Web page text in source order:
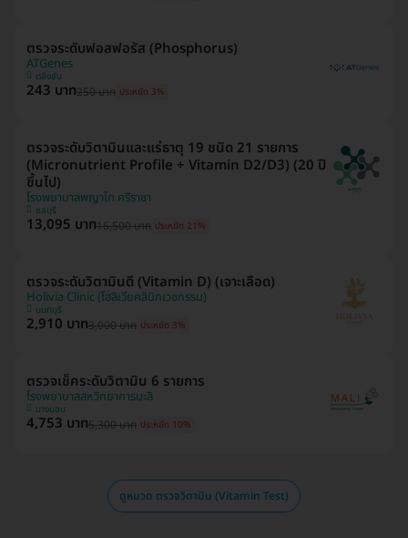
ตรวจระดับฟอสฟอรัส (Phosphorus)
ATGenes
ตลิ่งชัน
243 บาท250 บาท ประหยัด 3%
ตรวจระดับวิตามินและแร่ธาตุ 19 ชนิด 21 รายการ
(Micronutrient Profile + Vitamin D2/D3) (20 ปี
ขึ้นไป)
โรงพยาบาลพญาไท ศรีราชา
ชลบุรี
13,095 บาท16,500 บาท ประหยัด 21%
ตรวจระดับวิตามินดี (Vitamin D) (เจาะเลือด)
Holivia Clinic (โฮลิเวียคลินิกเวชกรรม)
นนทบุรี
2,910 บาท3,000 บาท ประหยัด 3%
ตรวจเช็คระดับวิตามิน 6 รายการ
โรงพยาบาลสหวิทยาการมะลิ
บางบอน
4,753 บาท5,300 บาท ประหยัด 10%
ดูหมวด ตรวจวิตามิน (Vitamin Test)